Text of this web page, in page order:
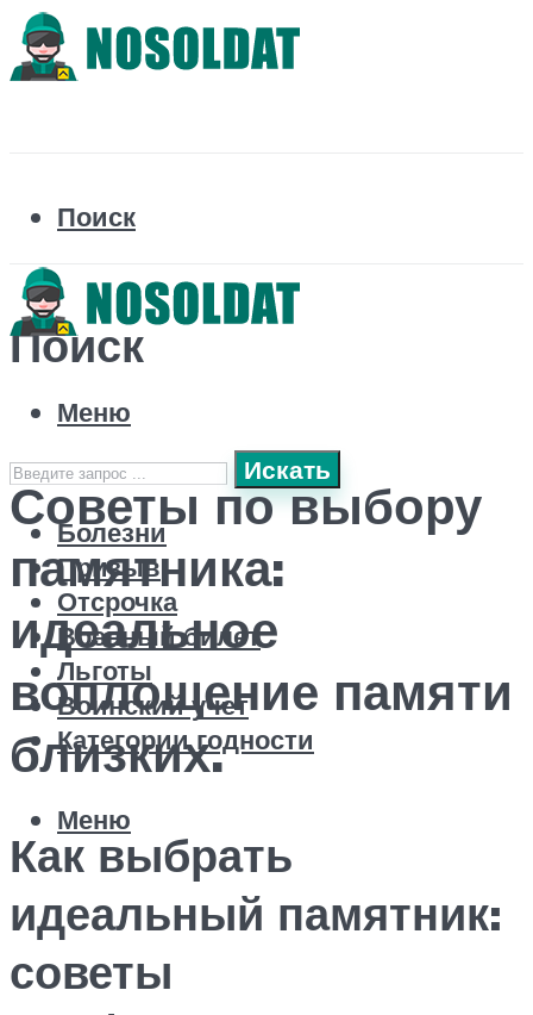
Поиск
Поиск
Искать
Болезни
Призыв
Отсрочка
Военный билет
Льготы
Воинский учет
Категории годности
Меню
Меню
Советы по выбору
памятника:
идеальное
воплощение памяти
близких.
Как выбрать
идеальный памятник:
советы